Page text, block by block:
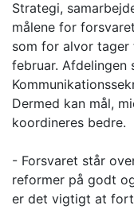
Strategi,
målene for
som for alvor tager
februar. Afdelingen
Dermed kan mål,
koordineres bedre.
- Forsvaret står
reformer på godt
er det vigtigt at